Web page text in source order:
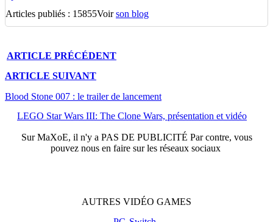
Articles publiés : 15855Voirson blog
ARTICLE PRÉCÉDENT
ARTICLE SUIVANT
Blood Stone 007 : le trailer de lancement
LEGO Star Wars III: The Clone Wars, présentation et vidéo
SurMaXoE, il n'y a PAS DE PUBLICITÉ Par contre, vous
pouvez nous en faire sur les réseaux sociaux
AUTRES VIDÉO GAMES